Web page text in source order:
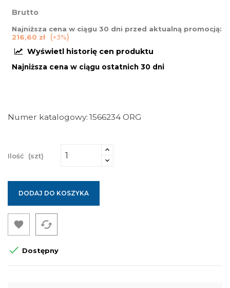
Brutto
Najniższa cena w ciągu 30 dni przed aktualną promocją:
216,60 zł
+3%
Wyświetl historię cen produktu
Najniższa cena w ciągu ostatnich 30 dni
Numer katalogowy 1566234 ORG
Ilość (szt)
DODAJ DO KOSZYKA
 cached
 Dostępny